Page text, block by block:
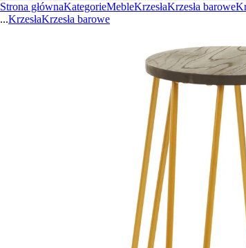
Strona głównaKategorieMebleKrzesłaKrzesła barowe
...KrzesłaKrzesła barowe